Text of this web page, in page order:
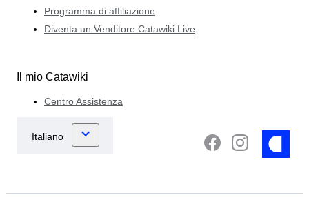
Programma di affiliazione
Diventa un Venditore Catawiki Live
Il mio Catawiki
Centro Assistenza